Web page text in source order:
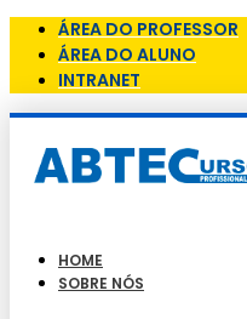
ÁREA DO PROFESSOR
ÁREA DO ALUNO
INTRANET
HOME
SOBRE NÓS